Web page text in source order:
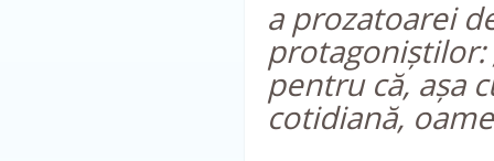
a prozatoarei
protagoniștilor:
pentru că, așa
cotidiană,